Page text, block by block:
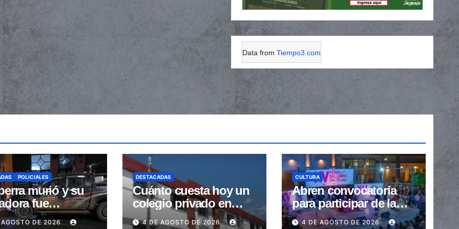
Data fromTiempo3.com
POLICIALES
murió y su
fue
tras ser
DE 2026
DESTACADAS
Cuánto cuesta hoy un
colegio privado en
Salta: Las cuotas van
4 DE AGOSTO DE 2026
CULTURA
Abren convocatoria
para participar de la
XVI Feria del Libro de
4 DE AGOSTO DE 2026